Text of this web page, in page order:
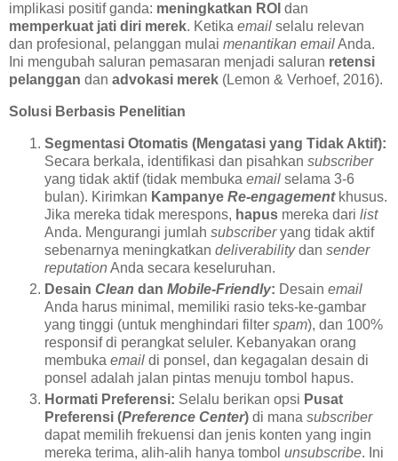
implikasi positif ganda: meningkatkan ROI dan
memperkuat jati diri merek. Ketika email selalu relevan
dan profesional, pelanggan mulai menantikan emailAnda.
Ini mengubah saluran pemasaran menjadi saluran retensi
pelanggan dan advokasi merek (Lemon & Verhoef, 2016).
Solusi Berbasis Penelitian
Segmentasi Otomatis (Mengatasi yang Tidak Aktif):
Secara berkala, identifikasi dan pisahkan subscriber
yang tidak aktif (tidak membuka email selama 3-6
bulan). Kirimkan Kampanye Re-engagementkhusus.
Jika mereka tidak merespons, hapus mereka dari list
Anda. Mengurangi jumlah subscriberyang tidak aktif
sebenarnya meningkatkan deliverabilitydan sender
reputation Anda secara keseluruhan.
Desain Clean dan Mobile-Friendly: Desain email
Anda harus minimal, memiliki rasio teks-ke-gambar
yang tinggi (untuk menghindari filter spam), dan 100%
responsif di perangkat seluler. Kebanyakan orang
membuka email di ponsel, dan kegagalan desain di
ponsel adalah jalan pintas menuju tombol hapus.
Hormati Preferensi: Selalu berikan opsi Pusat
Preferensi (Preference Center) di mana subscriber
dapat memilih frekuensi dan jenis konten yang ingin
mereka terima, alih-alih hanya tombol unsubscribe. Ini